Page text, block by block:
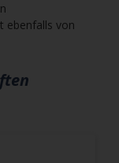
ebenfalls von